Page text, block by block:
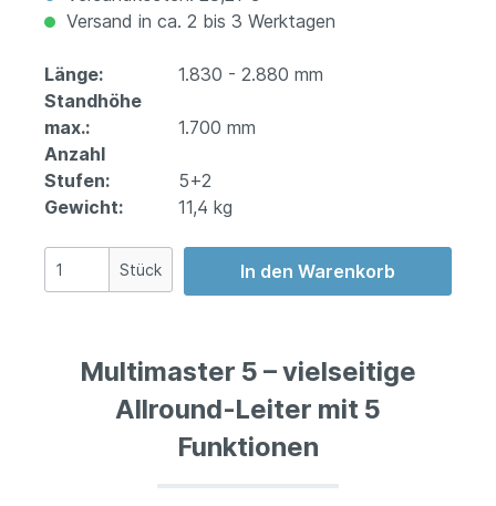
Versand in ca. 2 bis 3 Werktagen
Länge:
1.830 - 2.880 mm
Standhöhe
max.:
1.700 mm
Anzahl
Stufen:
5+2
Gewicht:
11,4 kg
Stück In den Warenkorb
Multimaster 5 – vielseitige
Allround-Leiter mit 5
Funktionen